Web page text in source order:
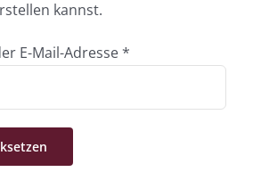
kannst.
E-Mail-Adresse*